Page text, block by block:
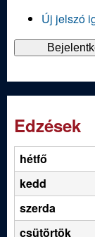
Új jelszó
Edzések
hétfő
kedd
szerda
csütörtök